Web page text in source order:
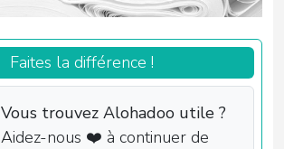
Faites la différence !
Vous trouvez Alohadoo utile ?
Aidez-nous ❤️ à continuer de